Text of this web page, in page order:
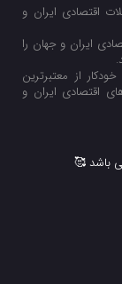
اقتصادی ایران و
ایران و جهان را
از معتبرترین
اقتصادی ایران و
باشد 🥰